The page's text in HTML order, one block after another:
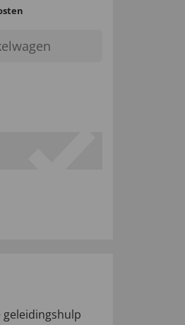
geleidingshulp